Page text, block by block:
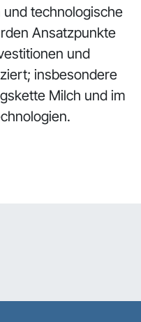
technologische
Ansatzpunkte
und
insbesondere
Milch und im